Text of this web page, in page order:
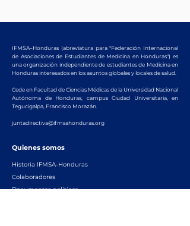
IFMSA–Honduras (abreviatura para "Federación Internacional
de Asociaciones de Estudiantes de Medicina en Honduras") es
una organización independiente de estudiantes de Medicina en
Honduras interesados en los asuntos globales y locales de salud.
Cede en Facultad de Ciencias Médicas de la Universidad Nacional
Autónoma de Honduras, campus Ciudad Universitaria, en
Tegucigalpa, Francisco Morazán.
juntadirectiva@ifmsahonduras.org
Quienes somos
Historia IFMSA-Honduras
Colaboradores
Documentos políticos